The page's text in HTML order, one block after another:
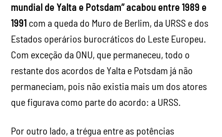
mundial de Yalta e Potsdam” acabou entre 1989 e
1991 com a queda do Muro de Berlim, da URSS e dos
Estados operários burocráticos do Leste Europeu.
Com exceção da ONU, que permaneceu, todo o
restante dos acordos de Yalta e Potsdam já não
permaneciam, pois não existia mais um dos atores
que figurava como parte do acordo: a URSS.
Por outro lado, a trégua entre as potências